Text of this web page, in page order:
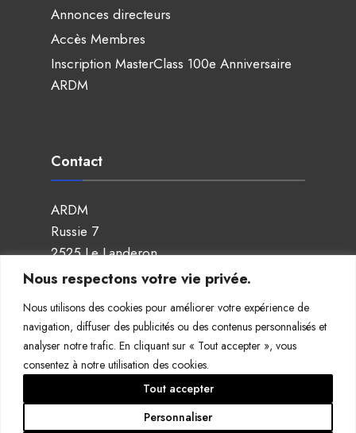
Nous respectons votre vie privée.
Nous utilisons des cookies pour améliorer votre expérience de
navigation, diffuser des publicités ou des contenus personnalisés et
analyser notre trafic. En cliquant sur « Tout accepter », vous
consentez à notre utilisation des cookies.
Personnaliser
Tout accepter
Annonces directeurs
Accès Membres
Inscription MasterClass 100e Anniversaire
ARDM
Contact
ARDM
Russie 7
2525 Le Landeron
076 576 04 40
Réseaux sociaux
Facebook
Copyright ©2026 • ARDM